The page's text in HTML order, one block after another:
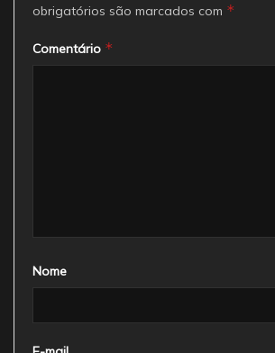
obrigatórios são marcados com *
Comentário *
Nome